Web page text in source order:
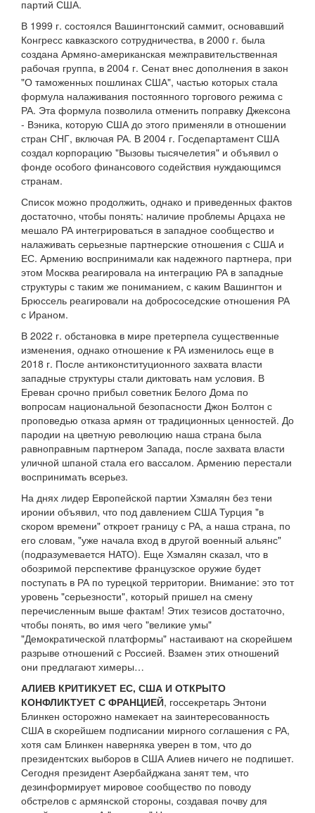
партий США.
В 1999 г. состоялся Вашингтонский саммит, основавший
Конгресс кавказского сотрудничества, в 2000 г. была
создана Армяно-американская межправительственная
рабочая группа, в 2004 г. Сенат внес дополнения в закон
"О таможенных пошлинах США", частью которых стала
формула налаживания постоянного торгового режима с
РА. Эта формула позволила отменить поправку Джексона
- Вэника, которую США до этого применяли в отношении
стран СНГ, включая РА. В 2004 г. Госдепартамент США
создал корпорацию "Вызовы тысячелетия" и объявил о
фонде особого финансового содействия нуждающимся
странам.
Список можно продолжить, однако и приведенных фактов
достаточно, чтобы понять: наличие проблемы Арцаха не
мешало РА интегрироваться в западное сообщество и
налаживать серьезные партнерские отношения с США и
ЕС. Армению воспринимали как надежного партнера, при
этом Москва реагировала на интеграцию РА в западные
структуры с таким же пониманием, с каким Вашингтон и
Брюссель реагировали на добрососедские отношения РА
с Ираном.
В 2022 г. обстановка в мире претерпела существенные
изменения, однако отношение к РА изменилось еще в
2018 г. После антиконституционного захвата власти
западные структуры стали диктовать нам условия. В
Ереван срочно прибыл советник Белого Дома по
вопросам национальной безопасности Джон Болтон с
проповедью отказа армян от традиционных ценностей. До
пародии на цветную революцию наша страна была
равноправным партнером Запада, после захвата власти
уличной шпаной стала его вассалом. Армению перестали
воспринимать всерьез.
На днях лидер Европейской партии Хзмалян без тени
иронии объявил, что под давлением США Турция "в
скором времени" откроет границу с РА, а наша страна, по
его словам, "уже начала вход в другой военный альянс"
(подразумевается НАТО). Еще Хзмалян сказал, что в
обозримой перспективе французское оружие будет
поступать в РА по турецкой территории. Внимание: это тот
уровень "серьезности", который пришел на смену
перечисленным выше фактам! Этих тезисов достаточно,
чтобы понять, во имя чего "великие умы"
"Демократической платформы" настаивают на скорейшем
разрыве отношений с Россией. Взамен этих отношений
они предлагают химеры…
АЛИЕВ КРИТИКУЕТ ЕС, США И ОТКРЫТО
КОНФЛИКТУЕТ С ФРАНЦИЕЙ, госсекретарь Энтони
Блинкен осторожно намекает на заинтересованность
США в скорейшем подписании мирного соглашения с РА,
хотя сам Блинкен наверняка уверен в том, что до
президентских выборов в США Алиев ничего не подпишет.
Сегодня президент Азербайджана занят тем, что
дезинформирует мировое сообщество по поводу
обстрелов с армянской стороны, создавая почву для